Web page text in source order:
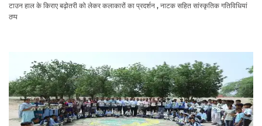
टाउन हाल के किराए बढ़ोतरी को लेकर कलाकारों का प्रदर्शन , नाटक सहित सांस्कृतिक गतिविधियां
ठप्प